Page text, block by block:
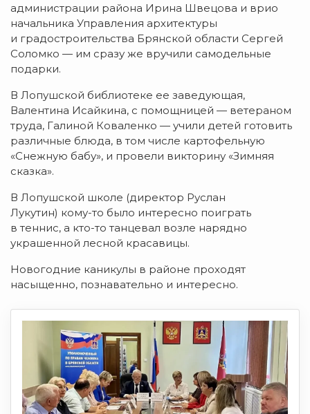
администрации района Ирина Швецова и врио
начальника Управления архитектуры
и градостроительства Брянской области Сергей
Соломко — им сразу же вручили самодельные
подарки.
В Лопушской библиотеке ее заведующая,
Валентина Исайкина, с помощницей — ветераном
труда, Галиной Коваленко — учили детей готовить
различные блюда, в том числе картофельную
«Снежную бабу», и провели викторину «Зимняя
сказка».
В Лопушской школе (директор Руслан
Лукутин) кому-то было интересно поиграть
в теннис, а кто-то танцевал возле нарядно
украшенной лесной красавицы.
Новогодние каникулы в районе проходят
насыщенно, познавательно и интересно.